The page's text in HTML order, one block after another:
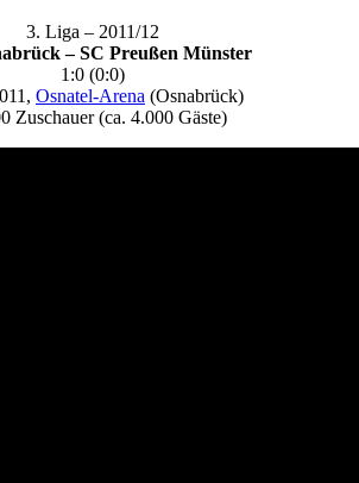
3. Liga – 2011/12
– SC Preußen Münster
1:0 (0:0)
Osnatel-Arena (Osnabrück)
Zuschauer (ca. 4.000 Gäste)